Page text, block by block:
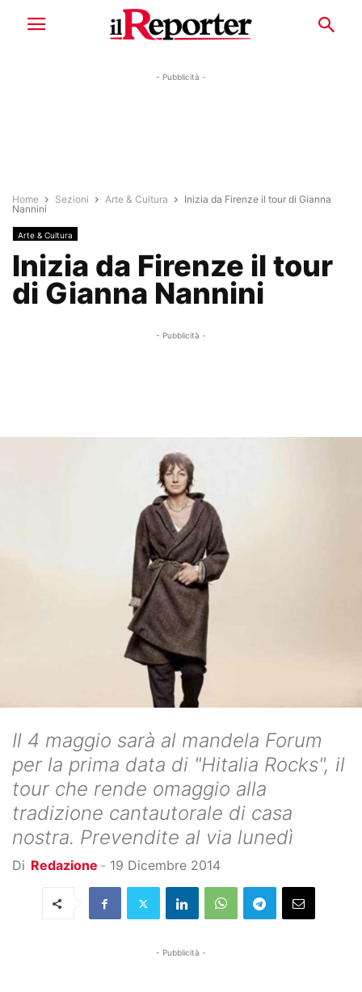
- Pubblicità -
Home Sezioni Arte & Cultura
Inizia da Firenze il tour di Gianna
Nannini
Arte & Cultura
Inizia da Firenze il tour
di Gianna Nannini
- Pubblicità -
Il 4 maggio sarà al mandela Forum
per la prima data di "Hitalia Rocks", il
tour che rende omaggio alla
tradizione cantautorale di casa
nostra. Prevendite al via lunedì
Di Redazione - 19 Dicembre 2014
- Pubblicità -